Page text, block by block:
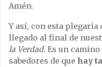
Amén.
Y así, con esta
llegado al final de
la Verdad. Es un
sabedores de que hay